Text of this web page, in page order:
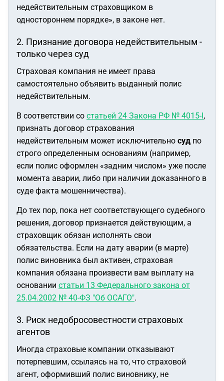
недействительным страховщиком в
одностороннем порядке», в законе нет.
2. Признание договора недействительным -
только через суд
Страховая компания не имеет права
самостоятельно объявить выданный полис
недействительным.
В соответствии со статьей 24 Закона РФ № 4015-I,
признать договор страхования
недействительным может исключительно суд по
строго определенным основаниям (например,
если полис оформлен «задним числом» уже после
момента аварии, либо при наличии доказанного в
суде факта мошенничества).
До тех пор, пока нет соответствующего судебного
решения, договор признается действующим, а
страховщик обязан исполнять свои
обязательства. Если на дату аварии (в марте)
полис виновника был активен, страховая
компания обязана произвести вам выплату на
основании статьи 13 Федерального закона от
25.04.2002 № 40-ФЗ "Об ОСАГО".
3. Риск недобросовестности страховых
агентов
Иногда страховые компании отказывают
потерпевшим, ссылаясь на то, что страховой
агент, оформивший полис виновнику, не